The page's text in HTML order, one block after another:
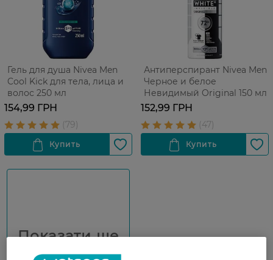
Гель для душа Nivea Men
Cool Kick для тела, лица и
волос 250 мл
154,99 ГРН
Антиперспирант Nivea Men
Черное и белое
Невидимый Original 150 мл
152,99 ГРН
Показати ще